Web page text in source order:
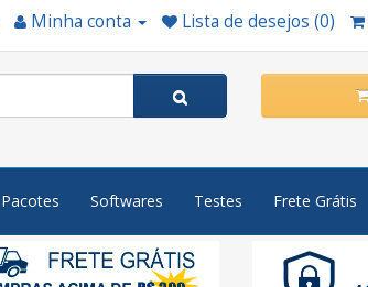
Minha conta Lista de desejos (0)
Pacotes Softwares Testes Frete Grátis